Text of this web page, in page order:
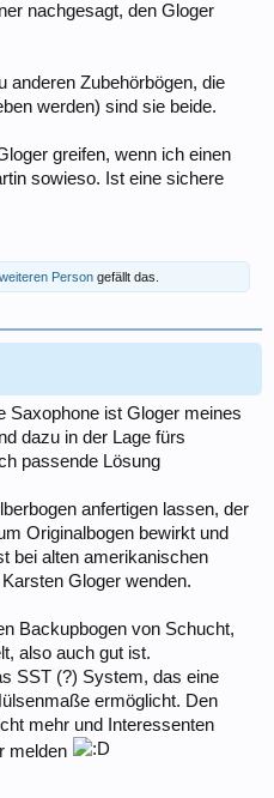
nachgesagt, den Gloger
anderen Zubehörbögen, die
werden) sind sie beide.
greifen, wenn ich einen
sowieso. Ist eine sichere
Person gefällt das.
Saxophone ist Gloger meines
dazu in der Lage fürs
passende Lösung
anfertigen lassen, der
Originalbogen bewirkt und
bei alten amerikanischen
Gloger wenden.
Backupbogen von Schucht,
also auch gut ist.
SST (?) System, das eine
ermöglicht. Den
mehr und Interessenten
melden